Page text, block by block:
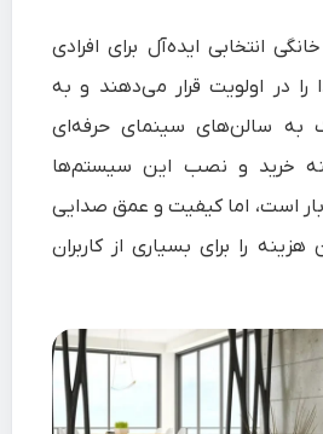
انتخابی ایده‌آل برای افرادی
در اولویت قرار می‌دهند و به
به سالن‌های سینمای حرفه‌ای
خرید و نصب این سیستم‌ها
است، اما کیفیت و عمق صدایی
هزینه را برای بسیاری از کاربران